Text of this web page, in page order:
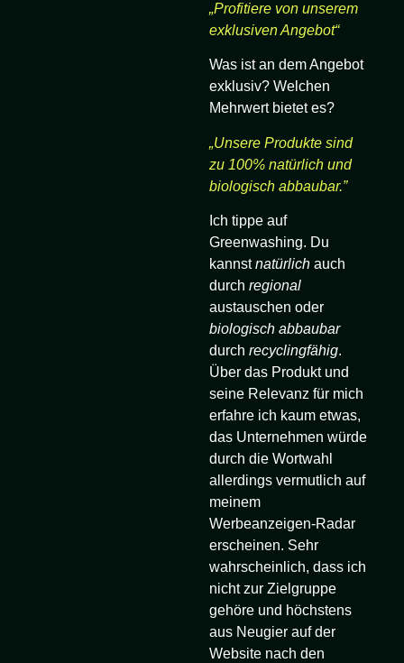
„Profitiere von unserem
exklusiven Angebot“
Was ist an dem Angebot
exklusiv? Welchen
Mehrwert bietet es?
„Unsere Produkte sind
zu 100% natürlich und
biologisch abbaubar.”
Ich tippe auf
Greenwashing. Du
kannstnatürlichauch
durch regional
austauschen oder
biologisch abbaubar
durch recyclingfähig.
Über das Produkt und
seine Relevanz für mich
erfahre ich kaum etwas,
das Unternehmen würde
durch die Wortwahl
allerdings vermutlich auf
meinem
Werbeanzeigen-Radar
erscheinen. Sehr
wahrscheinlich, dass ich
nicht zur Zielgruppe
gehöre und höchstens
aus Neugier auf der
Website nach den